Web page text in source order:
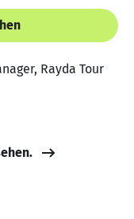
Rayda Tour